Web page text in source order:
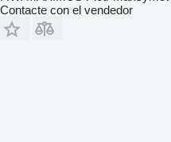
Contacte con el vendedor